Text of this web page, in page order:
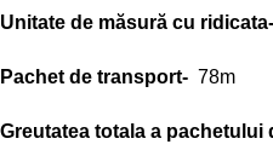
Unitate de măsură cu ridicata-
Pachet de transport- 78m
Greutatea totala a pachetului